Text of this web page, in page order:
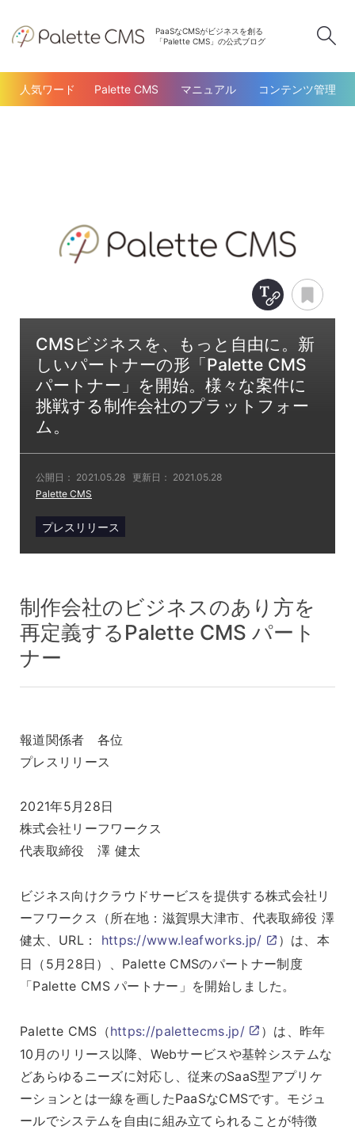
PaaSなCMSがビジネスを創る
「Palette CMS」の公式ブログ
人気ワード Palette CMS マニュアル コンテンツ管理
CMSビジネスを、もっと自由に。新
しいパートナーの形「Palette CMS
パートナー」を開始。様々な案件に
挑戦する制作会社のプラットフォー
ム。
公開日： 2021.05.28 更新日： 2021.05.28
Palette CMS
Copy Title &
プレスリリース
制作会社のビジネスのあり方を
再定義するPalette CMS パート
ナー
報道関係者 各位
プレスリリース
2021年5月28日
株式会社リーフワークス
代表取締役 澤 健太
ビジネス向けクラウドサービスを提供する株式会社リ
ーフワークス（所在地：滋賀県大津市、代表取締役 澤
健太、URL： https://www.leafworks.jp/
）は、本
日（5月28日）、Palette CMSのパートナー制度
「Palette CMS パートナー」を開始しました。
Palette CMS（https://palettecms.jp/
）は、昨年
10月のリリース以降、Webサービスや基幹システムな
どあらゆるニーズに対応し、従来のSaaS型アプリケ
ーションとは一線を画したPaaSなCMSです。モジュ
ールでシステムを自由に組み立てられることが特徴